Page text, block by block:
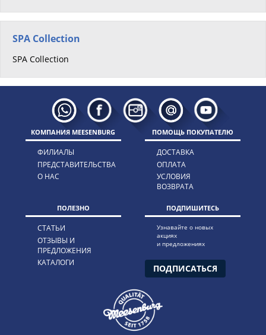
SPA Collection
SPA Collection
КОМПАНИЯ MEESENBURG
ФИЛИАЛЫ
ПРЕДСТАВИТЕЛЬСТВА
О НАС
ПОМОЩЬ ПОКУПАТЕЛЮ
ДОСТАВКА
ОПЛАТА
УСЛОВИЯ
ВОЗВРАТА
ПОЛЕЗНО
СТАТЬИ
ОТЗЫВЫ И
ПРЕДЛОЖЕНИЯ
КАТАЛОГИ
ПОДПИШИТЕСЬ
Узнавайте о новых
акциях
и предложениях
ПОДПИСАТЬСЯ